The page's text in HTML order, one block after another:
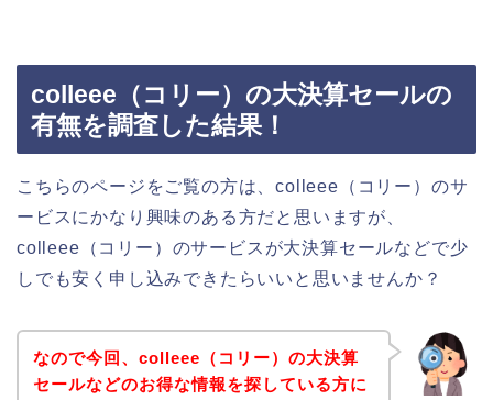
colleee（コリー）の大決算セールの
有無を調査した結果！
こちらのページをご覧の方は、colleee（コリー）のサ
ービスにかなり興味のある方だと思いますが、
colleee（コリー）のサービスが大決算セールなどで少
しでも安く申し込みできたらいいと思いませんか？
なので今回、colleee（コリー）の大決算
セールなどのお得な情報を探している方に